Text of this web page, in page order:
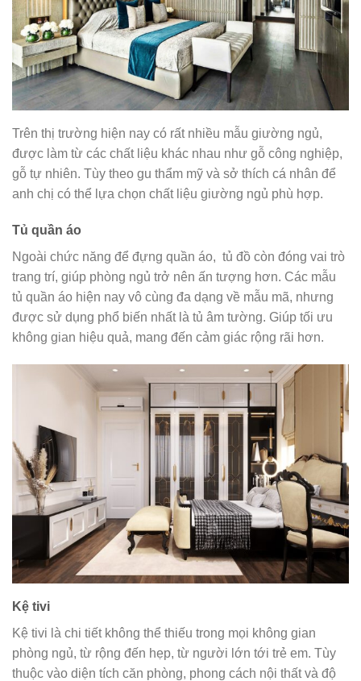
Trên thị trường hiện nay có rất nhiều mẫu giường ngủ,
được làm từ các chất liệu khác nhau như gỗ công nghiệp,
gỗ tự nhiên. Tùy theo gu thẩm mỹ và sở thích cá nhân để
anh chị có thể lựa chọn chất liệu giường ngủ phù hợp.
Tủ quần áo
Ngoài chức năng để đựng quần áo, tủ đồ còn đóng vai trò
trang trí, giúp phòng ngủ trở nên ấn tượng hơn. Các mẫu
tủ quần áo hiện nay vô cùng đa dạng về mẫu mã, nhưng
được sử dụng phổ biến nhất là tủ âm tường. Giúp tối ưu
không gian hiệu quả, mang đến cảm giác rộng rãi hơn.
Kệ tivi
Kệ tivi là chi tiết không thể thiếu trong mọi không gian
phòng ngủ, từ rộng đến hẹp, từ người lớn tới trẻ em. Tùy
thuộc vào diện tích căn phòng, phong cách nội thất và độ